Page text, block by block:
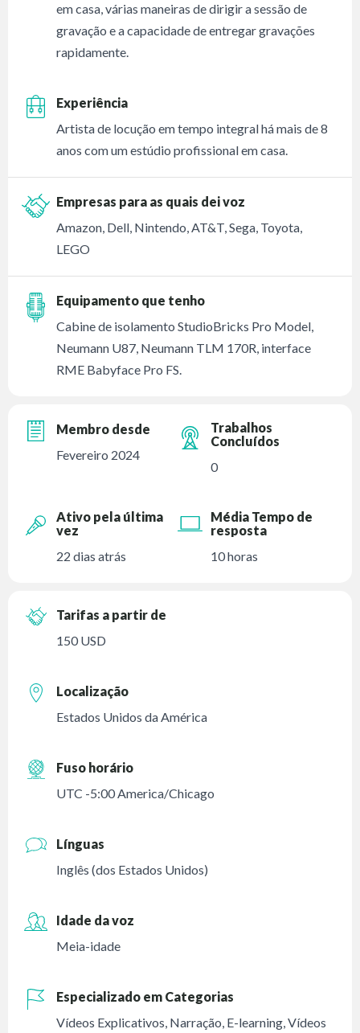
em casa, várias maneiras de dirigir a sessão de
gravação e a capacidade de entregar gravações
rapidamente.
Experiência
Artista de locução em tempo integral há mais de 8
anos com um estúdio profissional em casa.
Empresas para as quais dei voz
Amazon, Dell, Nintendo, AT&T, Sega, Toyota,
LEGO
Equipamento que tenho
Cabine de isolamento StudioBricks Pro Model,
Neumann U87, Neumann TLM 170R, interface
RME Babyface Pro FS.
Membro desde
Fevereiro 2024
Trabalhos
Concluídos
0
Ativo pela última
vez
22 dias atrás
Média Tempo de
resposta
10 horas
Tarifas a partir de
150 USD
Localização
Estados Unidos da América
Fuso horário
UTC -5:00 America/Chicago
Línguas
Inglês (dos Estados Unidos)
Idade da voz
Meia-idade
Especializado em Categorias
Vídeos Explicativos, Narração, E-learning,Vídeos